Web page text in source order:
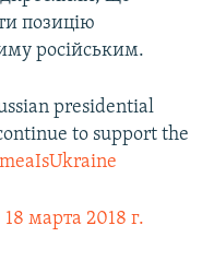
позицію
російським.
presidential
to support the
18 марта 2018 г.